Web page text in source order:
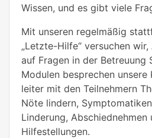
Wissen, und es gibt viele
Mit unseren regelmäßig
„Letzte-Hilfe“ versuchen
auf Fragen in der Betreuung
Modulen besprechen unsere
leiter mit den Teilnehmern
Nöte lindern,
Linderung,
Hilfestellungen.